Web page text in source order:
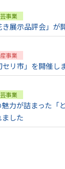
事業
き展示品評会」が
事業
セリ市」を開催し
事業
力が詰まった「
した